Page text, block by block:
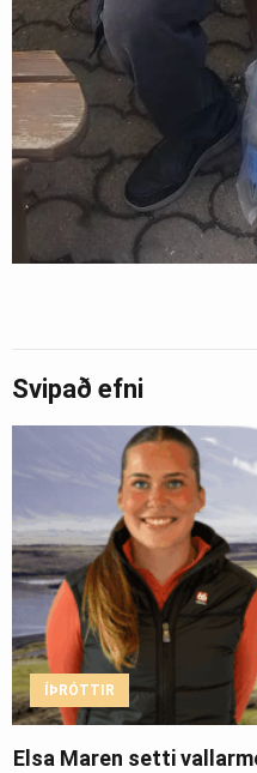
Svipað efni
ÍÞRÓTTIR
Elsa Maren setti